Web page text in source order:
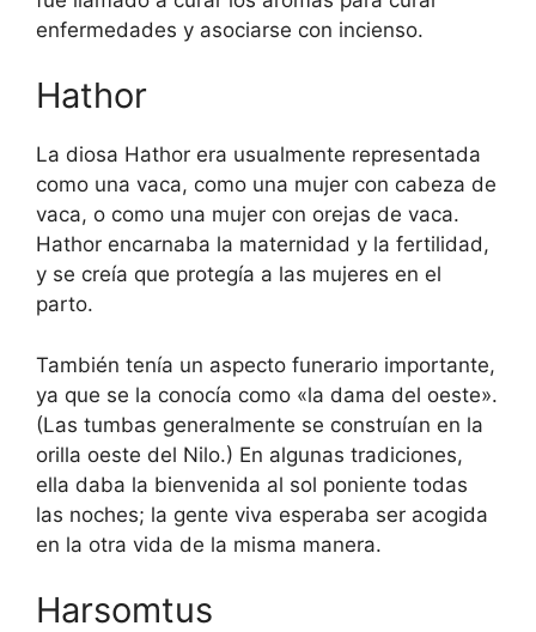
enfermedades y asociarse con incienso.
Hathor
La diosa Hathor era usualmente representada
como una vaca, como una mujer con cabeza de
vaca, o como una mujer con orejas de vaca.
Hathor encarnaba la maternidad y la fertilidad,
y se creía que protegía a las mujeres en el
parto.
También tenía un aspecto funerario importante,
ya que se la conocía como «la dama del oeste».
(Las tumbas generalmente se construían en la
orilla oeste del Nilo.) En algunas tradiciones,
ella daba la bienvenida al sol poniente todas
las noches; la gente viva esperaba ser acogida
en la otra vida de la misma manera.
Harsomtus